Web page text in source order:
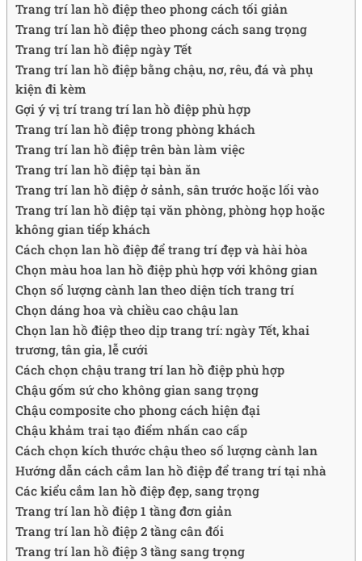
Trang trí lan hồ điệp theo phong cách tối giản
Trang trí lan hồ điệp theo phong cách sang trọng
Trang trí lan hồ điệp ngày Tết
Trang trí lan hồ điệp bằng chậu, nơ, rêu, đá và phụ
kiện đi kèm
Gợi ý vị trí trang trí lan hồ điệp phù hợp
Trang trí lan hồ điệp trong phòng khách
Trang trí lan hồ điệp trên bàn làm việc
Trang trí lan hồ điệp tại bàn ăn
Trang trí lan hồ điệp ở sảnh, sân trước hoặc lối vào
Trang trí lan hồ điệp tại văn phòng, phòng họp hoặc
không gian tiếp khách
Cách chọn lan hồ điệp để trang trí đẹp và hài hòa
Chọn màu hoa lan hồ điệp phù hợp với không gian
Chọn số lượng cành lan theo diện tích trang trí
Chọn dáng hoa và chiều cao chậu lan
Chọn lan hồ điệp theo dịp trang trí: ngày Tết, khai
trương, tân gia, lễ cưới
Cách chọn chậu trang trí lan hồ điệp phù hợp
Chậu gốm sứ cho không gian sang trọng
Chậu composite cho phong cách hiện đại
Chậu khảm trai tạo điểm nhấn cao cấp
Cách chọn kích thước chậu theo số lượng cành lan
Hướng dẫn cách cắm lan hồ điệp để trang trí tại nhà
Các kiểu cắm lan hồ điệp đẹp, sang trọng
Trang trí lan hồ điệp 1 tầng đơn giản
Trang trí lan hồ điệp 2 tầng cân đối
Trang trí lan hồ điệp 3 tầng sang trọng